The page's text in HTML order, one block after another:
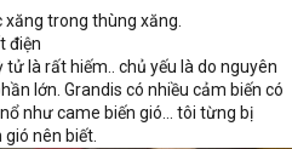
trong thùng xăng.
điện
là rất hiếm.. chủ yếu là do nguyên
lớn. Grandis có nhiều cảm biến có
như came biến gió... tôi từng bị
nên biết.